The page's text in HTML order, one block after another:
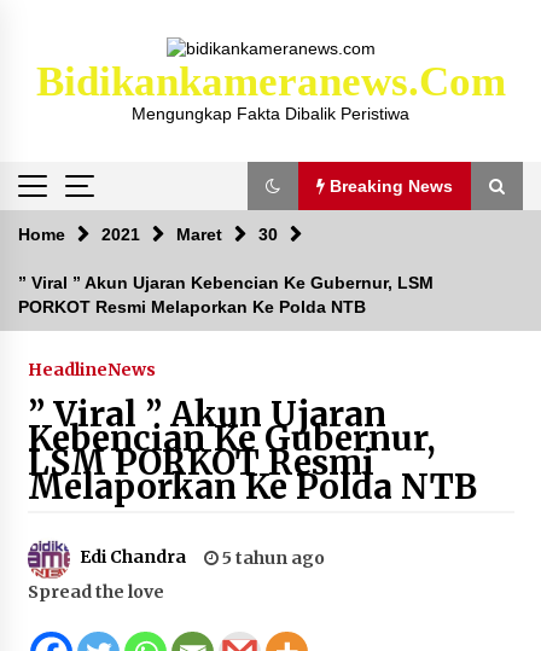
Bidikankameranews.com
Mengungkap Fakta Dibalik Peristiwa
Breaking News
Breaking News
Kejaksaan KSB Mulai Lidik Mafia Tanah Desa
Sekongkang Bawah
2 tahun ago
Laporan Dugaan Pencabulan di Desa Sepayung
Kec. Plampang, Polres Sumbawa Pastikan
Proses Penyelidikan Berjalan Maksimal
4 minggu ago
Anggota Satlantas Polres Sumbawa, Briptu
Juanda, Edukasi Masyarakat dalam Mengurus
Administrasi Kendaraan Berupa SIM
Home 2021 Maret 30
” Viral ” Akun Ujaran Kebencian Ke Gubernur, LSM
PORKOT Resmi Melaporkan Ke Polda NTB
HeadlineNews
” Viral ” Akun Ujaran
Kebencian Ke Gubernur,
LSM PORKOT Resmi
Melaporkan Ke Polda NTB
Edi Chandra
5 tahun ago
Spread the love